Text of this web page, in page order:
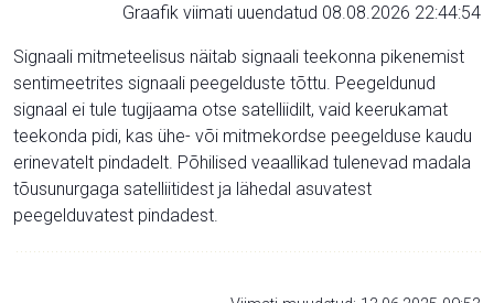
Graafik viimati uuendatud 08.08.2026 22:44:54
Signaali mitmeteelisus näitab signaali teekonna pikenemist
sentimeetrites signaali peegelduste tõttu. Peegeldunud
signaal ei tule tugijaama otse satelliidilt, vaid keerukamat
teekonda pidi, kas ühe- või mitmekordse peegelduse kaudu
erinevatelt pindadelt. Põhilised veaallikad tulenevad madala
tõusunurgaga satelliitidest ja lähedal asuvatest
peegelduvatest pindadest.